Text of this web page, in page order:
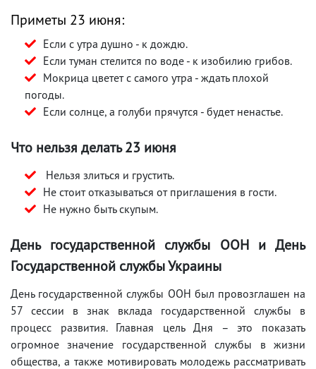
Приметы 23 июня:
Если с утра душно - к дождю.
Если туман стелится по воде - к изобилию грибов.
Мокрица цветет с самого утра - ждать плохой
погоды.
Если солнце, а голуби прячутся - будет ненастье.
Что нельзя делать 23 июня
Нельзя злиться и грустить.
Не стоит отказываться от приглашения в гости.
Не нужно быть скупым.
День государственной службы ООН и День
Государственной службы Украины
День государственной службы ООН был провозглашен на
57 сессии в знак вклада государственной службы в
процесс развития. Главная цель Дня – это показать
огромное значение государственной службы в жизни
общества, а также мотивировать молодежь рассматривать